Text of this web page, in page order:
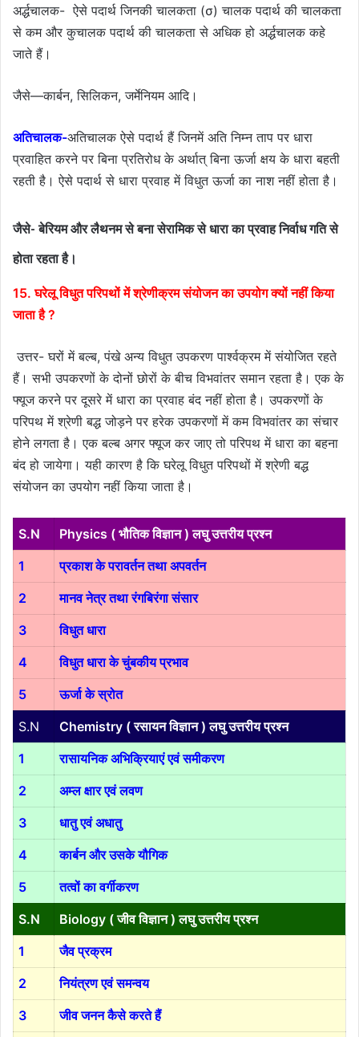
अर्द्धचालक- ऐसे पदार्थ जिनकी चालकता (σ) चालक पदार्थ की चालकता
से कम और कुचालक पदार्थ की चालकता से अधिक हो अर्द्धचालक कहे
जाते हैं।
जैसे—कार्बन, सिलिकन, जर्मेनियम आदि।
अतिचालक-अतिचालक ऐसे पदार्थ हैं जिनमें अति निम्न ताप पर धारा
प्रवाहित करने पर बिना प्रतिरोध के अर्थात् बिना ऊर्जा क्षय के धारा बहती
रहती है। ऐसे पदार्थ से धारा प्रवाह में विधुत ऊर्जा का नाश नहीं होता है।
जैसे- बेरियम और लैथनम से बना सेरामिक से धारा का प्रवाह निर्वाध गति से
होता रहता है।
15. घरेलू विधुत परिपथों में श्रेणीक्रम संयोजन का उपयोग क्यों नहीं किया
जाता है ?
उत्तर- घरों में बल्ब, पंखे अन्य विधुत उपकरण पार्श्वक्रम में संयोजित रहते
हैं। सभी उपकरणों के दोनों छोरों के बीच विभवांतर समान रहता है। एक के
फ्यूज करने पर दूसरे में धारा का प्रवाह बंद नहीं होता है।उपकरणों के
परिपथ में श्रेणी बद्ध जोड़ने पर हरेक उपकरणों में कम विभवांतर का संचार
होने लगता है। एक बल्ब अगर फ्यूज कर जाए तो परिपथ में धारा का बहना
बंद हो जायेगा। यही कारण है कि घरेलू विधुत परिपथों में श्रेणी बद्ध
संयोजन का उपयोग नहीं किया जाता है।
S.N
Physics ( भौतिक विज्ञान ) लघु उत्तरीय प्रश्न
1
प्रकाश के परावर्तन तथा अपवर्तन
2
मानव नेत्र तथा रंगबिरंगा संसार
3
विधुत धारा
4
विधुत धारा के चुंबकीय प्रभाव
5
ऊर्जा के स्रोत
S.N
Chemistry ( रसायन विज्ञान ) लघु उत्तरीय प्रश्न
1
रासायनिक अभिक्रियाएं एवं समीकरण
2
अम्ल क्षार एवं लवण
3
धातु एवं अधातु
4
कार्बन और उसके यौगिक
5
तत्वों का वर्गीकरण
S.N
Biology ( जीव विज्ञान ) लघु उत्तरीय प्रश्न
1
जैव प्रक्रम
2
नियंत्रण एवं समन्वय
3
जीव जनन कैसे करते हैं